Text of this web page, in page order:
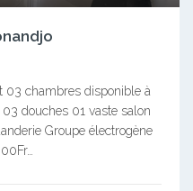
03 chambres disponible à
douches 01 vaste salon
Groupe électrogène